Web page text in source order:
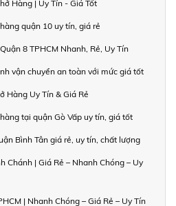
Hàng | Uy Tín - Giá Tốt
quận 10 uy tín, giá rẻ
8 TPHCM Nhanh, Rẻ, Uy Tín
vận chuyển an toàn với mức giá tốt
Hàng Uy Tín & Giá Rẻ
tại quận Gò Vấp uy tín, giá tốt
Bình Tân giá rẻ, uy tín, chất lượng
Chánh | Giá Rẻ – Nhanh Chóng – Uy
| Nhanh Chóng – Giá Rẻ – Uy Tín